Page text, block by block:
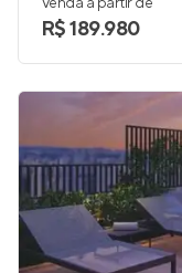
R$ 189.980